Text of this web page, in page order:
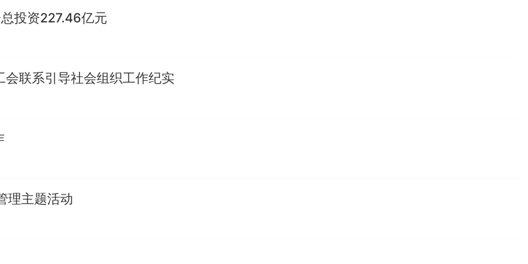
投资227.46亿元
联系引导社会组织工作纪实
理主题活动